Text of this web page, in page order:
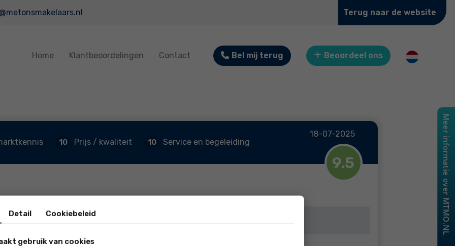
Terug naar de website
Home Klantbeoordelingen Contact Bel mij terug Beoordeel ons
18-07-2025
9.5
10 Prijs / kwaliteit 10 Service en begeleiding
Detail Cookiebeleid
gebruik van cookies